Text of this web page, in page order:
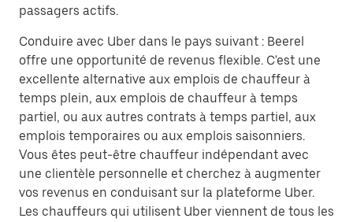
passagers actifs.
Conduire avec Uber dans le pays suivant : Beerel
offre une opportunité de revenus flexible. C'est une
excellente alternative aux emplois de chauffeur à
temps plein, aux emplois de chauffeur à temps
partiel, ou aux autres contrats à temps partiel, aux
emplois temporaires ou aux emplois saisonniers.
Vous êtes peut-être chauffeur indépendant avec
une clientèle personnelle et cherchez à augmenter
vos revenus en conduisant sur la plateforme Uber.
Les chauffeurs qui utilisent Uber viennent de tous les